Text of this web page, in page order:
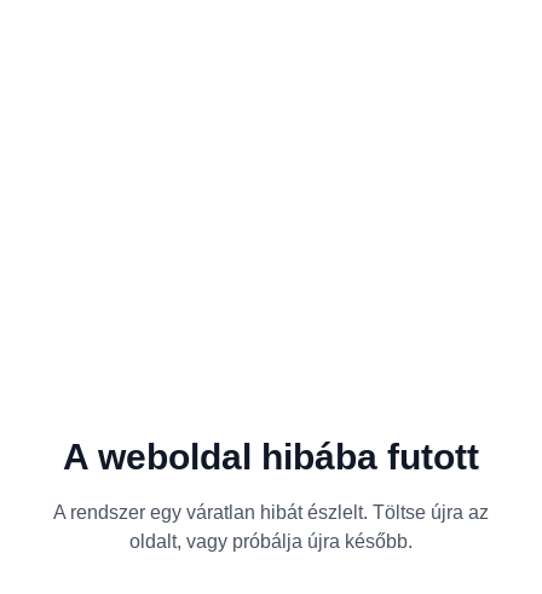
A weboldal hibába futott
A rendszer egy váratlan hibát észlelt. Töltse újra az
oldalt, vagy próbálja újra később.